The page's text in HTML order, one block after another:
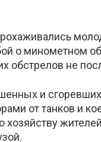
о минометном
обстрелов не
и
от танков и